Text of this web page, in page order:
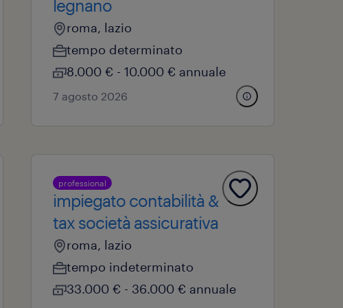
legnano
roma, lazio
tempo determinato
8.000 € - 10.000 € annuale
7 agosto 2026
professional
impiegato contabilità &
tax società assicurativa
roma, lazio
tempo indeterminato
33.000 € - 36.000 € annuale